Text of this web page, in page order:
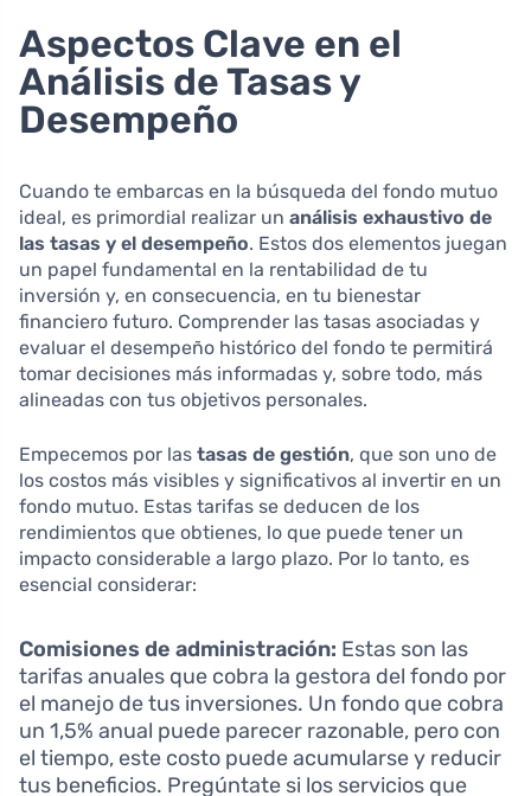
Aspectos Clave en el
Análisis de Tasas y
Desempeño
Cuando te embarcas en la búsqueda del fondo mutuo
ideal, es primordial realizar un análisis exhaustivo de
las tasas y el desempeño. Estos dos elementos juegan
un papel fundamental en la rentabilidad de tu
inversión y, en consecuencia, en tu bienestar
financiero futuro. Comprender las tasas asociadas y
evaluar el desempeño histórico del fondo te permitirá
tomar decisiones más informadas y, sobre todo, más
alineadas con tus objetivos personales.
Empecemos por las tasas de gestión, que son uno de
los costos más visibles y significativos al invertir en un
fondo mutuo. Estas tarifas se deducen de los
rendimientos que obtienes, lo que puede tener un
impacto considerable a largo plazo. Por lo tanto, es
esencial considerar:
Comisiones de administración: Estas son las
tarifas anuales que cobra la gestora del fondo por
el manejo de tus inversiones. Un fondo que cobra
un 1,5% anual puede parecer razonable, pero con
el tiempo, este costo puede acumularse y reducir
tus beneficios. Pregúntate si los servicios que